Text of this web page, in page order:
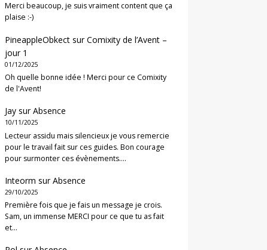
Merci beaucoup, je suis vraiment content que ça
plaise :-)
PineappleObkect surComixity de l’Avent –
jour 1
01/12/2025
Oh quelle bonne idée ! Merci pour ce Comixity
de l'Avent!
Jay surAbsence
10/11/2025
Lecteur assidu mais silencieux je vous remercie
pour le travail fait sur ces guides. Bon courage
pour surmonter ces évènements.…
Inteorm surAbsence
29/10/2025
Première fois que je fais un message je crois.
Sam, un immense MERCI pour ce que tu as fait
et…